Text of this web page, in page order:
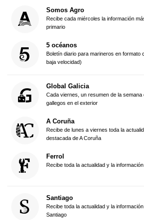
Somos Agro
Recibe cada miércoles la información
primario
5 océanos
Boletín diario para marineros en formato
baja velocidad)
Global Galicia
Cada viernes, un resumen de la semana
gallegos en el exterior
A Coruña
Recibe de lunes a viernes toda la
destacada de A Coruña
Ferrol
Recibe toda la actualidad y la
Santiago
Recibe toda la actualidad y la
Santiago